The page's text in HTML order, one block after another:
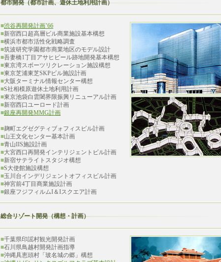
都市開発（都市計画、遊休土地利用計画）
■渋谷再開発計画’66
■新宿西口超高層ビル商業施設基本構想
■横浜市都市活性化戦略調査
■筑波研究学園都市商業地区のモデル設計
■吾妻橋1丁目アサヒビール跡地開発基本構想
■東京湾スボーツリクレーション施設構想
■東京芝浦東芝SKPビル施設計画
■大阪ターミナル情報センター構想
■S社相模原遊休土地利用計画
■東京池袋白雲闍界限振興リニューアル計画
■新宿西口ユーロード計画
■銀座再開発MMG計画
■麹町エグゼグティブォフィスビル計画
■山王文化センター基本計画
■青山IIS施設計画
■大宮西口再開発インテリジェントビル計画
■新宿サテライトスタジオ構想
■S大使館施設構想
■玉川台インデリジェントオフィスビル計画
■神宮前4丁目商業施設計画
■銀座フジフィルムI＆Iスクエア計画
総合リゾート開発（構想・計画）
■千葉県印謡村観光開発計画
■石川県鳥越村開発計画指導
■沖縄具恵頭村「玻名城の郷」構想